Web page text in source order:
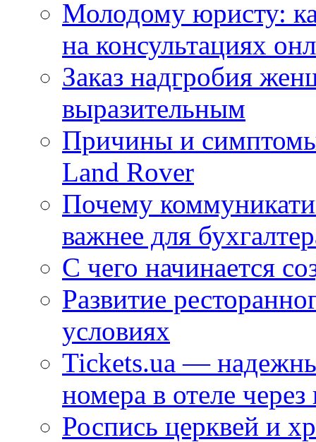
Молодому юристу:
на консультациях
Заказ надгробия
выразительным
Причины и
Land Rover
Почему
важнее для
С чего начинается
Развитие
условиях
Tickets.ua —
номера в отеле через
Роспись церквей и